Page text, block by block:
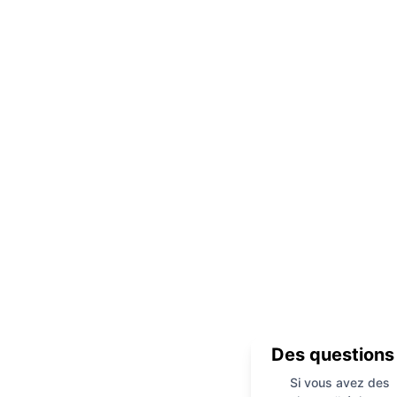
Des questions
Si vous avez des